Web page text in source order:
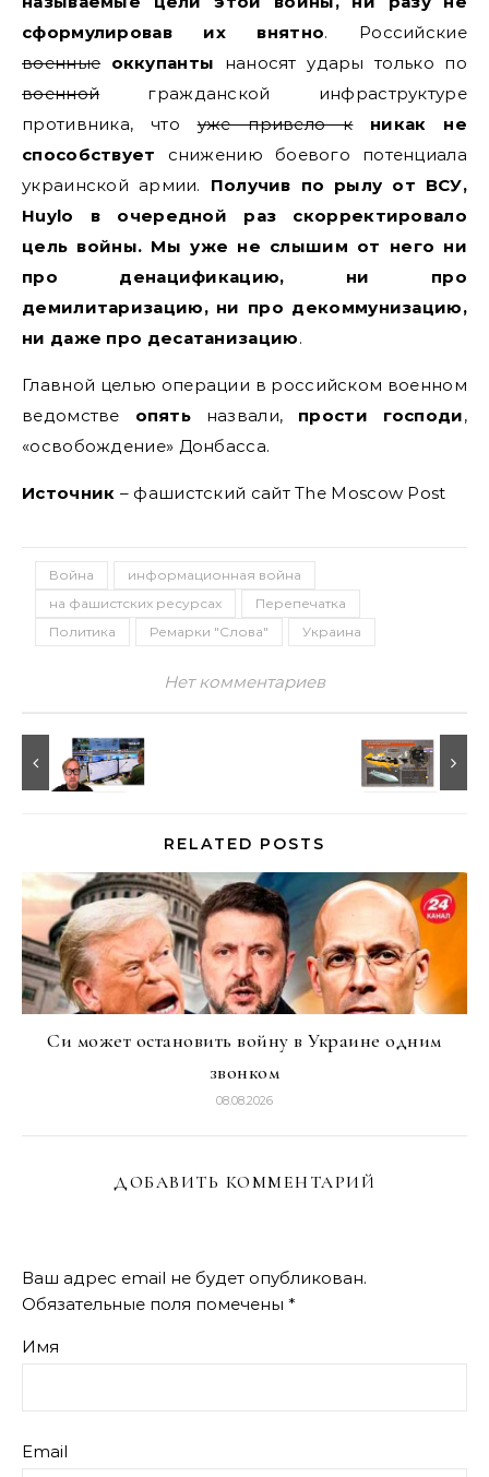
сформулировав их внятно. Российские
военные оккупанты наносят удары только по
военнойгражданской инфраструктуре
противника, чтоуже привело к
никак не
способствует снижению боевого потенциала
украинской армии. Получив по рылу от ВСУ,
Huylo в очередной раз скорректировало
цель войны. Мы уже не слышим от него ни
про денацификацию, ни про
демилитаризацию, ни про декоммунизацию,
ни даже про десатанизацию.
Главной целью операции в российском военном
ведомстве опять назвали, прости господи,
«освобождение» Донбасса.
Источник – фашистский сайт The Moscow Post
Война
информационная война
на фашистских ресурсах
Перепечатка
Политика
Ремарки "Слова" Украина
Нет комментариев
RELATED POSTS
Си может остановить войну в Украине одним
звонком
08.08.2026
ДОБАВИТЬ КОММЕНТАРИЙ
Ваш адрес email не будет опубликован.
Обязательные поля помечены *
Имя
Email